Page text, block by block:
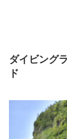
ダイビング
ド